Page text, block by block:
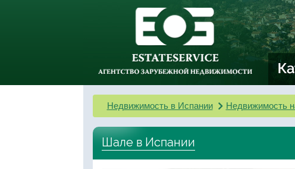
Недвижимость в Испании Недвижимость
Шале в Испании